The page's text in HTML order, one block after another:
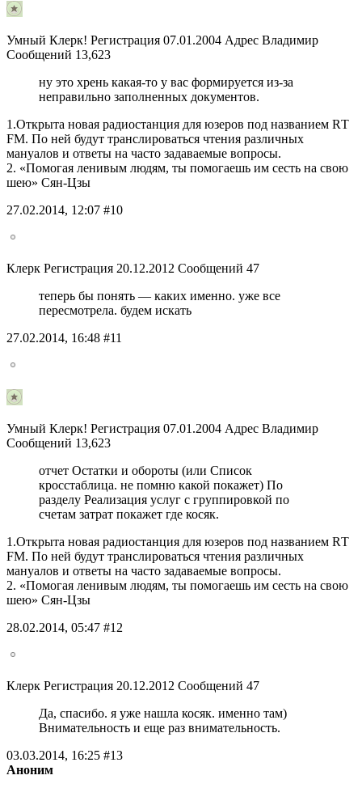
Умный Клерк! Регистрация 07.01.2004 Адрес Владимир
Сообщений 13,623
ну это хрень какая-то у вас формируется из-за
неправильно заполненных документов.
1.Открыта новая радиостанция для юзеров под названием RТ
FМ. По ней будут транслироваться чтения различных
мануалов и ответы на часто задаваемые вопросы.
2. «Помогая ленивым людям, ты помогаешь им сесть на свою
шею» Сян-Цзы
27.02.2014, 12:07 #10
Клерк Регистрация 20.12.2012 Сообщений 47
теперь бы понять — каких именно. уже все
пересмотрела. будем искать
27.02.2014, 16:48 #11
Умный Клерк! Регистрация 07.01.2004 Адрес Владимир
Сообщений 13,623
отчет Остатки и обороты (или Список
кросстаблица. не помню какой покажет) По
разделу Реализация услуг с группировкой по
счетам затрат покажет где косяк.
1.Открыта новая радиостанция для юзеров под названием RТ
FМ. По ней будут транслироваться чтения различных
мануалов и ответы на часто задаваемые вопросы.
2. «Помогая ленивым людям, ты помогаешь им сесть на свою
шею» Сян-Цзы
28.02.2014, 05:47 #12
Клерк Регистрация 20.12.2012 Сообщений 47
Да, спасибо. я уже нашла косяк. именно там)
Внимательность и еще раз внимательность.
03.03.2014, 16:25 #13
Аноним